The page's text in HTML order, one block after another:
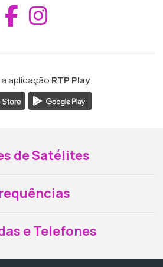
Aceder ao
aplicação RTP Play
de Satélites
e Telefones